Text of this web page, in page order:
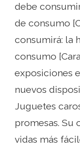
debe
de consumo
consumirá: la
consumo
exposiciones
nuevos
Juguetes
promesas. Su
vidas más